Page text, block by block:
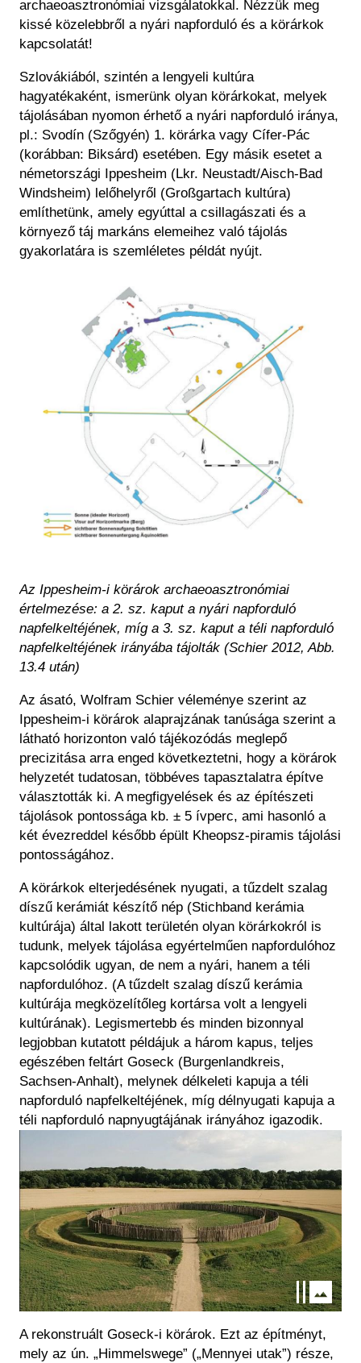
archaeoasztronómiai vizsgálatokkal. Nézzük meg
kissé közelebbről a nyári napforduló és a körárkok
kapcsolatát!
Szlovákiából, szintén a lengyeli kultúra
hagyatékaként, ismerünk olyan körárkokat, melyek
tájolásában nyomon érhető a nyári napforduló iránya,
pl.: Svodín (Szőgyén) 1. körárka vagy Cífer-Pác
(korábban: Biksárd) esetében. Egy másik esetet a
németországi Ippesheim (Lkr. Neustadt/Aisch-Bad
Windsheim) lelőhelyről (Großgartach kultúra)
említhetünk, amely egyúttal a csillagászati és a
környező táj markáns elemeihez való tájolás
gyakorlatára is szemléletes példát nyújt.
Az Ippesheim-i körárok archaeoasztronómiai
értelmezése: a 2. sz. kaput a nyári napforduló
napfelkeltéjének, míg a 3. sz. kaput a téli napforduló
napfelkeltéjének irányába tájolták (Schier 2012, Abb.
13.4 után)
Az ásató, Wolfram Schier véleménye szerint az
Ippesheim-i körárok alaprajzának tanúsága szerint a
látható horizonton való tájékozódás meglepő
precizitása arra enged következtetni, hogy a körárok
helyzetét tudatosan, többéves tapasztalatra építve
választották ki. A megfigyelések és az építészeti
tájolások pontossága kb. ± 5 ívperc, ami hasonló a
két évezreddel később épült Kheopsz-piramis tájolási
pontosságához.
A körárkok elterjedésének nyugati, a tűzdelt szalag
díszű kerámiát készítő nép (Stichband kerámia
kultúrája) által lakott területén olyan körárkokról is
tudunk, melyek tájolása egyértelműen napfordulóhoz
kapcsolódik ugyan, de nem a nyári, hanem a téli
napfordulóhoz. (A tűzdelt szalag díszű kerámia
kultúrája megközelítőleg kortársa volt a lengyeli
kultúrának). Legismertebb és minden bizonnyal
legjobban kutatott példájuk a három kapus, teljes
egészében feltárt Goseck (Burgenlandkreis,
Sachsen-Anhalt), melynek délkeleti kapuja a téli
napforduló napfelkeltéjének, míg délnyugati kapuja a
téli napforduló napnyugtájának irányához igazodik.
A rekonstruált Goseck-i körárok. Ezt az építményt,
mely az ún. „Himmelswege” („Mennyei utak”) része,